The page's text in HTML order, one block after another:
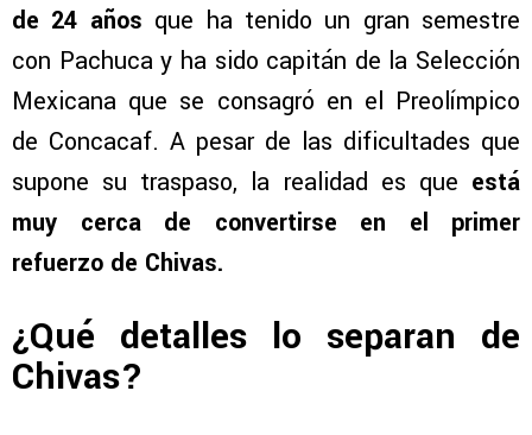
de 24 años que ha tenido un gran semestre
con Pachuca y ha sido capitán de la Selección
Mexicana que se consagró en el Preolímpico
de Concacaf. A pesar de las dificultades que
supone su traspaso, la realidad es que está
muy cerca de convertirse en el primer
refuerzo de Chivas.
¿Qué detalles lo separan de
Chivas?